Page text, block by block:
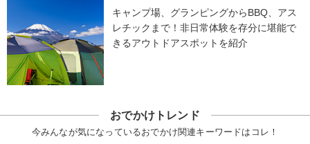
キャンプ場、グランピングからBBQ、アス
レチックまで！非日常体験を存分に堪能で
きるアウトドアスポットを紹介
おでかけトレンド
今みんなが気になっているおでかけ関連キーワードはコレ！